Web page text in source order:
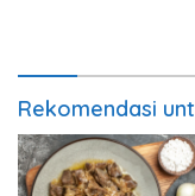
Rekomendasi